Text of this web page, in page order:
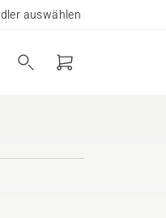
auswählen